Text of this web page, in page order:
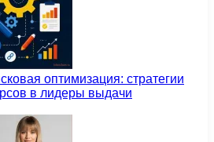
оптимизация: стратегии
в лидеры выдачи